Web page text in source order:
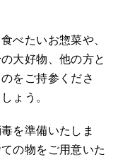
べたいお惣菜や、
大好物、他の方と
をご持参くださ
ょう。
を準備いたしま
の物をご用意いた